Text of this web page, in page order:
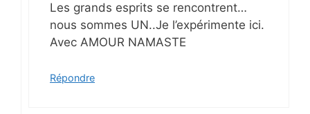
Les grands esprits se rencontrent…
nous sommes UN..Je l’expérimente ici.
Avec AMOUR NAMASTE
Répondre